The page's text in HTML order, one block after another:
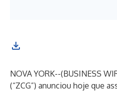
NOVA YORK--(BUSINESS
(“ZCG”) anunciou hoje que